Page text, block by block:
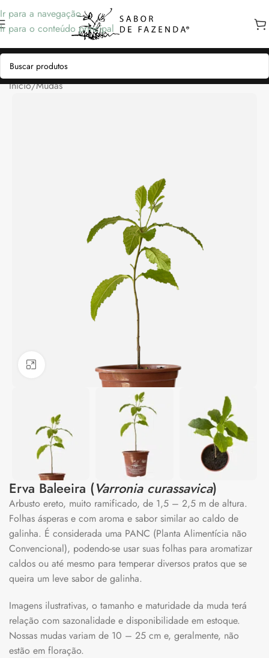
Ir para a navegação
Ir para o conteúdo principal
Início/Mudas
Clique para ampliar
Erva Baleeira (Varronia curassavica)
Arbusto ereto, muito ramificado, de 1,5 – 2,5 m de altura.
Folhas ásperas e com aroma e sabor similar ao caldo de
galinha. É considerada uma PANC (Planta Alimentícia não
Convencional), podendo-se usar suas folhas para aromatizar
caldos ou até mesmo para temperar diversos pratos que se
queira um leve sabor de galinha.
Imagens ilustrativas, o tamanho e maturidade da muda terá
relação com sazonalidade e disponibilidade em estoque.
Nossas mudas variam de 10 – 25 cm e, geralmente, não
estão em floração.